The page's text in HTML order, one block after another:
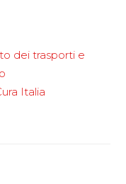
dei trasporti e
Italia